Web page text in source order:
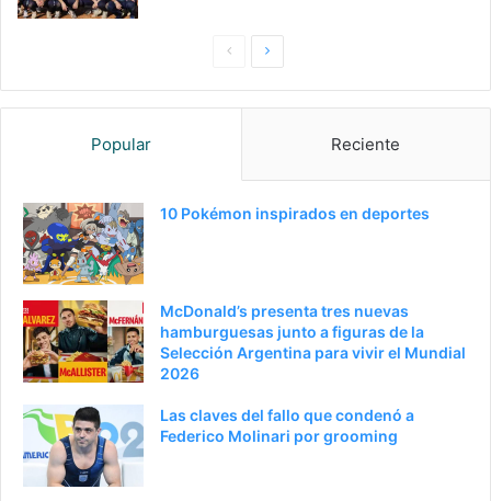
PaginaSiguiente
Popular Reciente
10 Pokémon inspirados en deportes
McDonald’s presenta tres nuevas
hamburguesas junto a figuras de la
Selección Argentina para vivir el Mundial
2026
Las claves del fallo que condenó a
Federico Molinari por grooming